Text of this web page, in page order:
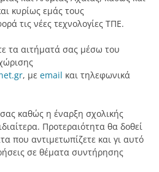
κυρίως εμάς τους
τις νέες τεχνολογίες ΤΠΕ.
τα αιτήματά σας μέσω του
, με email και τηλεφωνικά
καθώς η έναρξη σχολικής
Προτεραιότητα θα δοθεί
που αντιμετωπίζετε και γι αυτό
σε θέματα συντήρησης